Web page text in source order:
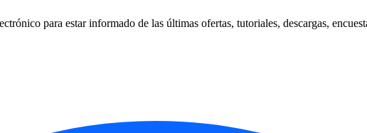
para estar informado de las últimas ofertas, tutoriales, descargas,